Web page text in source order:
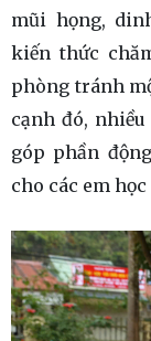
mũi họng,
kiến thức
phòng tránh
cạnh đó,
góp phần
cho các em